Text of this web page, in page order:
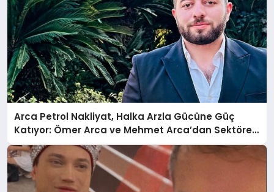
Arca Petrol Nakliyat, Halka Arzla Gücüne Güç
Katıyor: Ömer Arca ve Mehmet Arca’dan Sektöre
Güçlü Yatırım